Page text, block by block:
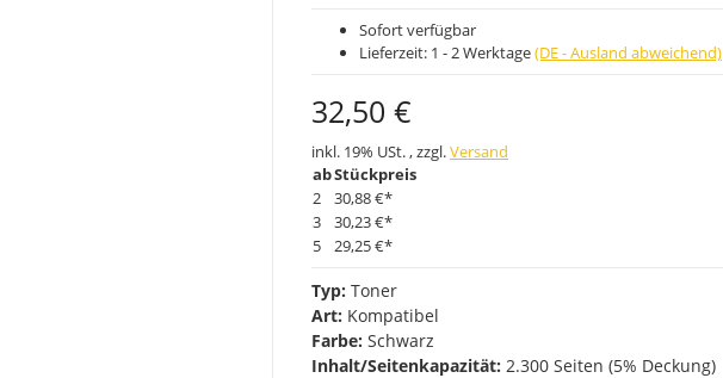
Sofort verfügbar
Lieferzeit: 1 - 2 Werktage(DE - Ausland abweichend)
32,50 €
inkl. 19% USt. , zzgl.Versand
abStückpreis
2
30,88 €*
3
30,23 €*
5
29,25 €*
Typ: Toner
Art: Kompatibel
Farbe: Schwarz
Inhalt/Seitenkapazität: 2.300 Seiten (5% Deckung)